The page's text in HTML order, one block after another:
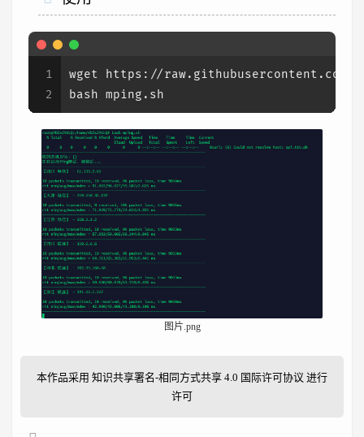
1
2
wget https://raw.githubusercontent.com/
bash mping.sh
图片.png
本作品采用 知识共享署名-相同方式共享 4.0 国际许可协议 进行
许可